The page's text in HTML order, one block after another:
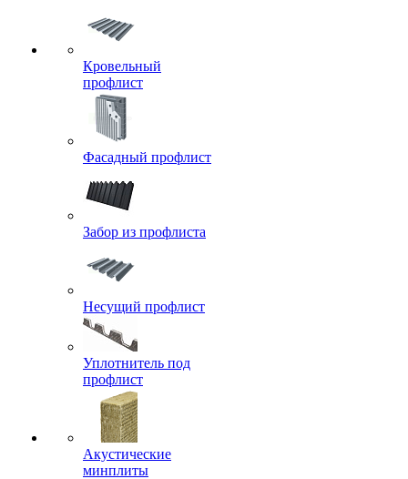
Кровельный
профлист
Фасадный профлист
Забор из профлиста
Несущий профлист
Уплотнитель под
профлист
Акустические
минплиты